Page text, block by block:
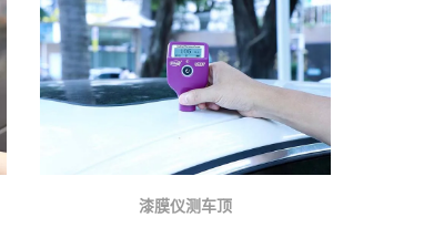
漆膜仪测车顶